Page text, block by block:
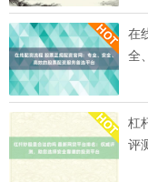
在
全
杠
评